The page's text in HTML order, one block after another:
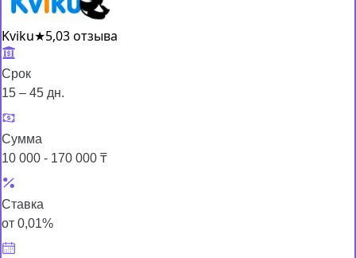
Kviku★5,03 отзыва
Срок
15 – 45 дн.
Сумма
10 000 - 170 000 ₸
Ставка
от 0,01%